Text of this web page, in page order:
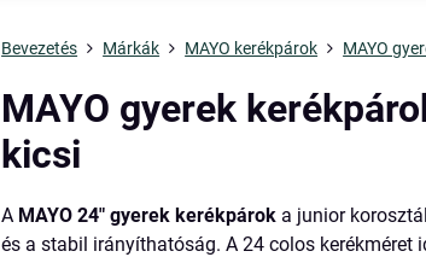
Bevezetés Márkák MAYO kerékpárok MAYO
MAYO gyerek
kicsi
A MAYO 24" gyerek kerékpárok a junior
és a stabil irányíthatóság. A 24 colos kerékméret